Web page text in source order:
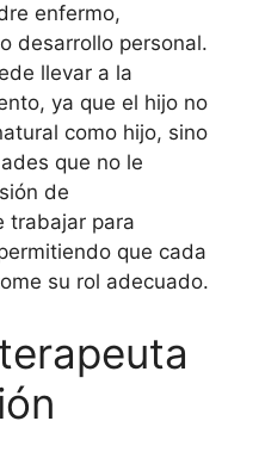
enfermo,
desarrollo personal.
llevar a la
ya que el hijo no
como hijo, sino
que no le
de
trabajar para
que cada
su rol adecuado.